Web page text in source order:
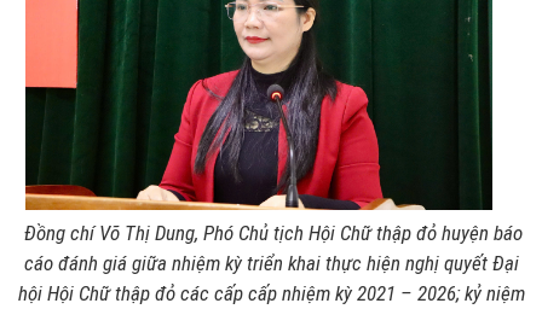
Đồng chí Võ Thị Dung, Phó Chủ tịch Hội Chữ thập đỏ huyện báo
cáo đánh giá giữa nhiệm kỳ triển khai thực hiện nghị quyết Đại
hội Hội Chữ thập đỏ các cấp cấp nhiệm kỳ 2021 – 2026; kỷ niệm